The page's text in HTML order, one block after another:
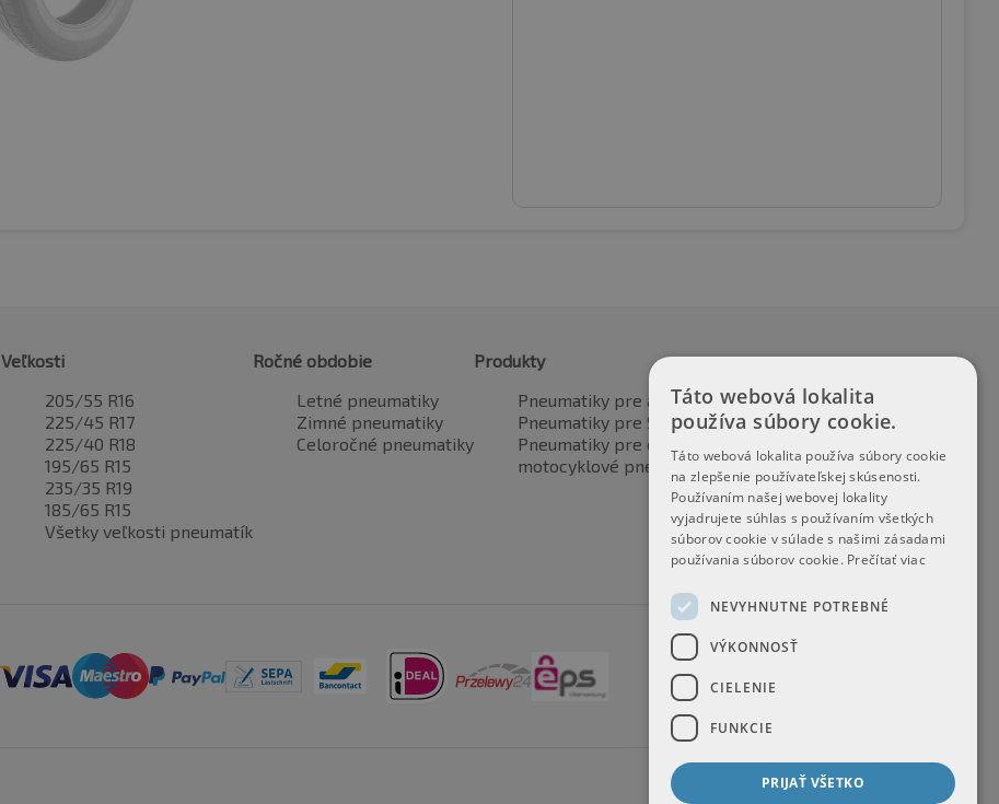
Veľkosti
205/55 R16
225/45 R17
225/40 R18
195/65 R15
235/35 R19
185/65 R15
Všetky veľkosti pneumatík
Ročné obdobie
Letné pneumatiky
Zimné pneumatiky
Celoročné pneumatiky
Produkty
Pneumatiky pre automobily
Pneumatiky pre SUV / 4x4
Pneumatiky pre dodávku
motocyklové pneumatiky
Táto webová lokalita
používa súbory cookie.
Táto webová lokalita používa súbory cookie
na zlepšenie používateľskej skúsenosti.
Používaním našej webovej lokality
vyjadrujete súhlas s používaním všetkých
súborov cookie v súlade s našimi zásadami
používania súborov cookie. Prečítať viac
NEVYHNUTNE POTREBNÉ
VÝKONNOSŤ
CIELENIE
FUNKCIE
PRIJAŤ VŠETKO